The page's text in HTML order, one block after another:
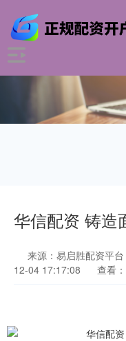
华信配资 铸造
来源：易启胜配资平台
12-04 17:17:08
查看